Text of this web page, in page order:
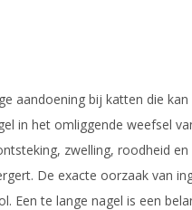
aandoening bij katten die
in het omliggende weefsel
zwelling, roodheid
De exacte oorzaak van
Een te lange nagel is een